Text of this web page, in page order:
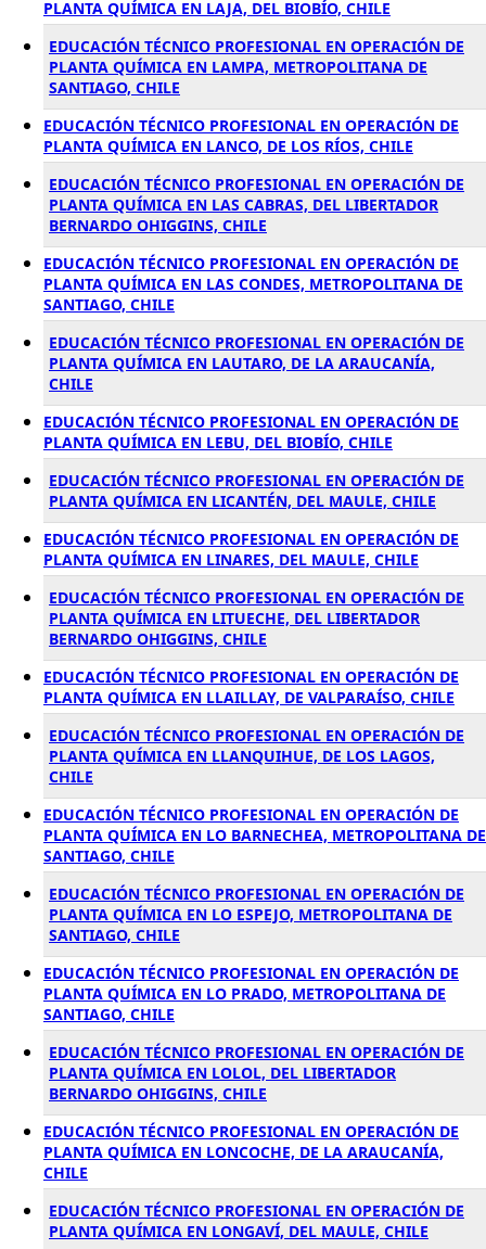
PLANTA QUÍMICA EN LAJA, DEL BIOBÍO, CHILE
EDUCACIÓN TÉCNICO PROFESIONAL EN OPERACIÓN DE
PLANTA QUÍMICA EN LAMPA, METROPOLITANA DE
SANTIAGO, CHILE
EDUCACIÓN TÉCNICO PROFESIONAL EN OPERACIÓN DE
PLANTA QUÍMICA EN LANCO, DE LOS RÍOS, CHILE
EDUCACIÓN TÉCNICO PROFESIONAL EN OPERACIÓN DE
PLANTA QUÍMICA EN LAS CABRAS, DEL LIBERTADOR
BERNARDO OHIGGINS, CHILE
EDUCACIÓN TÉCNICO PROFESIONAL EN OPERACIÓN DE
PLANTA QUÍMICA EN LAS CONDES, METROPOLITANA DE
SANTIAGO, CHILE
EDUCACIÓN TÉCNICO PROFESIONAL EN OPERACIÓN DE
PLANTA QUÍMICA EN LAUTARO, DE LA ARAUCANÍA,
CHILE
EDUCACIÓN TÉCNICO PROFESIONAL EN OPERACIÓN DE
PLANTA QUÍMICA EN LEBU, DEL BIOBÍO, CHILE
EDUCACIÓN TÉCNICO PROFESIONAL EN OPERACIÓN DE
PLANTA QUÍMICA EN LICANTÉN, DEL MAULE, CHILE
EDUCACIÓN TÉCNICO PROFESIONAL EN OPERACIÓN DE
PLANTA QUÍMICA EN LINARES, DEL MAULE, CHILE
EDUCACIÓN TÉCNICO PROFESIONAL EN OPERACIÓN DE
PLANTA QUÍMICA EN LITUECHE, DEL LIBERTADOR
BERNARDO OHIGGINS, CHILE
EDUCACIÓN TÉCNICO PROFESIONAL EN OPERACIÓN DE
PLANTA QUÍMICA EN LLAILLAY, DE VALPARAÍSO, CHILE
EDUCACIÓN TÉCNICO PROFESIONAL EN OPERACIÓN DE
PLANTA QUÍMICA EN LLANQUIHUE, DE LOS LAGOS,
CHILE
EDUCACIÓN TÉCNICO PROFESIONAL EN OPERACIÓN DE
PLANTA QUÍMICA EN LO BARNECHEA, METROPOLITANA DE
SANTIAGO, CHILE
EDUCACIÓN TÉCNICO PROFESIONAL EN OPERACIÓN DE
PLANTA QUÍMICA EN LO ESPEJO, METROPOLITANA DE
SANTIAGO, CHILE
EDUCACIÓN TÉCNICO PROFESIONAL EN OPERACIÓN DE
PLANTA QUÍMICA EN LO PRADO, METROPOLITANA DE
SANTIAGO, CHILE
EDUCACIÓN TÉCNICO PROFESIONAL EN OPERACIÓN DE
PLANTA QUÍMICA EN LOLOL, DEL LIBERTADOR
BERNARDO OHIGGINS, CHILE
EDUCACIÓN TÉCNICO PROFESIONAL EN OPERACIÓN DE
PLANTA QUÍMICA EN LONCOCHE, DE LA ARAUCANÍA,
CHILE
EDUCACIÓN TÉCNICO PROFESIONAL EN OPERACIÓN DE
PLANTA QUÍMICA EN LONGAVÍ, DEL MAULE, CHILE